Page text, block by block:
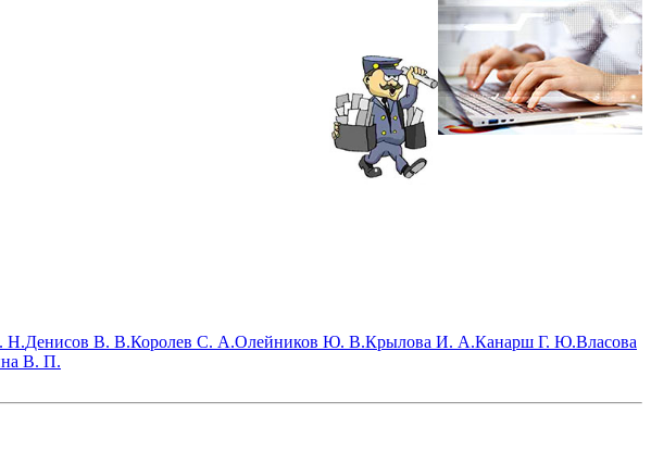
Н.Денисов В. В.Королев С. А.Олейников Ю. В.Крылова И. А.Канарш Г. Ю.Власова
В. П.